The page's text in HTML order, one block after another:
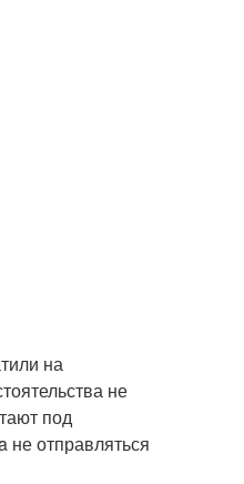
на
не
под
не отправляться